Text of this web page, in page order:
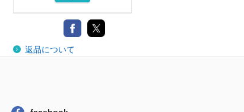
札幌誕生
河出書房新社
返品について